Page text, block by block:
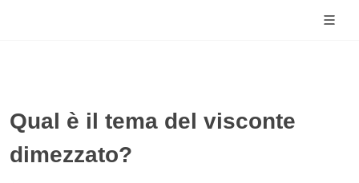
Qual è il tema del visconte
dimezzato?